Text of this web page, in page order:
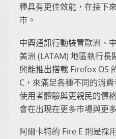
種具有更佳效能，在接下
巿。
中興通訊行動裝置歐洲、
美洲 (LATAM) 地區執行
興能推出搭載 Firefox OS
C，來滿足各種不同的消
使用者體驗與更親民的價
會在出現在更多巿場與更
阿爾卡特的 Fire E 則是採